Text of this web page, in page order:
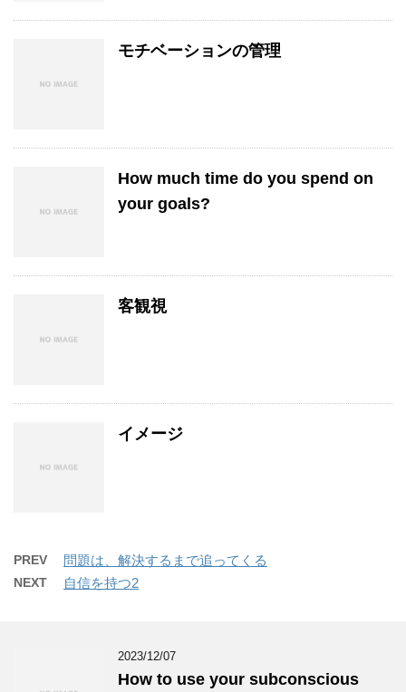
モチベーションの管理
How much time do you spend on
your goals?
客観視
イメージ
PREV 問題は、解決するまで追ってくる
NEXT 自信を持つ2
2023/12/07
How to use your subconscious